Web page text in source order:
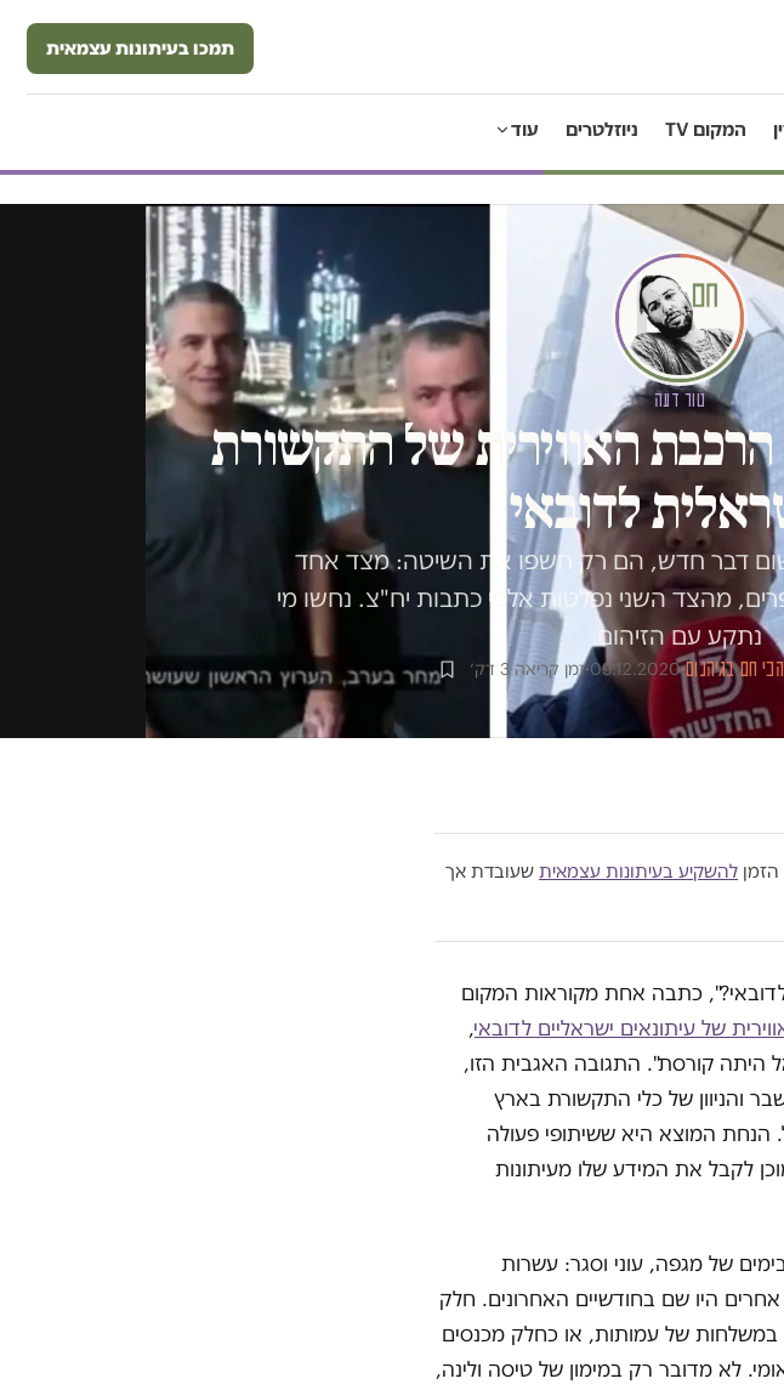
תמכו בעיתונות עצמאית
המקום TV ניוזלטרים עוד
טור דעה
האווירית של התקשורת
לדובאי
שום דבר חדש, הם רק חשפו את השיטה: מצד אחד
מהצד השני נפלטות אלפי כתבות יח"צ. נחשו מי
נתקע עם הזיהום
חם בגיהנום·
09.12.2020
·זמן קריאה 3 דק׳
להשקיע בעיתונות עצמאית שעובדת אך
כתבה אחת מקוראות המקום
של עיתונאים ישראליים לדובאי,
היתה קורסת". התגובה האגבית הזו,
והניוון של כלי התקשורת בארץ
המוצא היא ששיתופי פעולה
לקבל את המידע שלו מעיתונות
של מגפה, עוני וסגר: עשרות
היו שם בחודשיים האחרונים. חלק
במשלחות של עמותות, או כחלק מכנסים
לא מדובר רק במימון של טיסה ולינה,